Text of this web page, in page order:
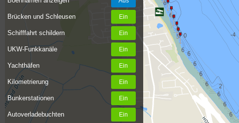
Brücken und Schleusen
Schifffahrt schildern
UKW-Funkkanäle
Yachthäfen
Kilometrierung
Bunkerstationen
Autoverladebuchten